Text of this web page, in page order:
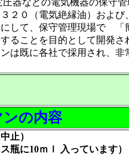
器などの電気機器の保守
２０（電気絶縁油）および
にして、保守管理現場で 「
ことを目的として開発さ
は既に各社で採用され、非
の内容
止）
瓶に10ｍｌ 入っています）